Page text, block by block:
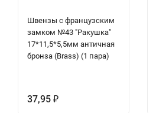
Швензы с французским
замком №43 "Ракушка"
17*11,5*5,5мм античная
бронза (Brass) (1 пара)
37,95 ₽